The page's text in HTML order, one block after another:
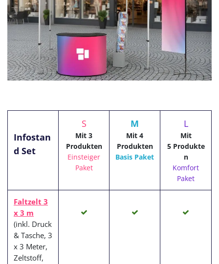
Infostan
d Set
S
Mit 3
Produkten
Einsteiger
Paket
M
Mit 4
Produkten
Basis Paket
L
Mit
5 Produkte
n
Komfort
Paket
Faltzelt 3
x 3 m
(inkl. Druck
& Tasche, 3
x 3 Meter,
Zeltstoff,